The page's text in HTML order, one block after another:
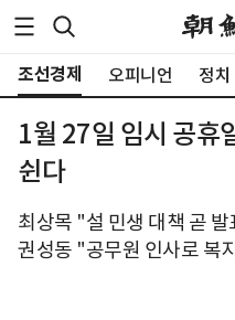
조선경제 오피니언 정치
1월 27일 임시 공휴
쉰다
최상목 "설 민생 대책 곧
권성동 "공무원 인사로 복